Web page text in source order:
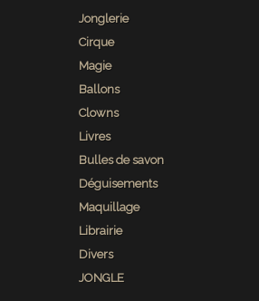
Jonglerie
Cirque
Magie
Ballons
Clowns
Livres
Bulles de savon
Déguisements
Maquillage
Librairie
Divers
JONGLE